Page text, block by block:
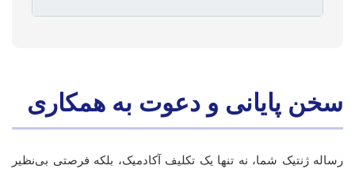
سخن پایانی و دعوت به همکاری
رساله ژنتیک شما، نه تنها یک تکلیف آکادمیک، بلکه فرصتی بی‌نظیر